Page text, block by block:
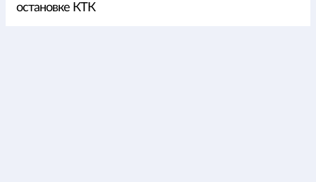
остановке КТК